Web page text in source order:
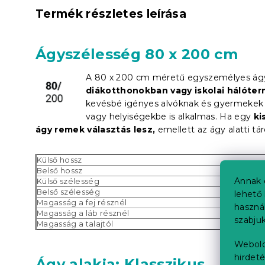
Annak
lehető
Termék részletes leírása
Ágyszélesség 80 x 200 cm
A 80 x 200 cm méretű egyszemélyes
diákotthonokban vagy iskolai
kevésbé igényes alvóknak és
vagy helyiségekbe is alkalmas. Ha egy
ágy remek választás lesz, emellett az ágy alatti
Külső hossz
Belső hossz
Külső szélesség
Belső szélesség
Magasság a fej résznél
Magasság a láb résznél
Magasság a talajtól